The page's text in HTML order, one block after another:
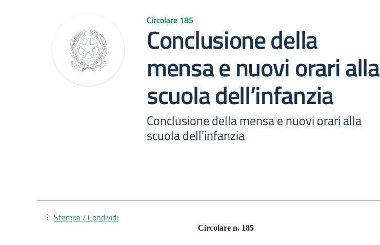
Circolare 185
Conclusione della
mensa e nuovi orari alla
scuola dell’infanzia
Conclusione della mensa e nuovi orari alla
scuola dell’infanzia
Circolare n. 185
Stampa / Condividi